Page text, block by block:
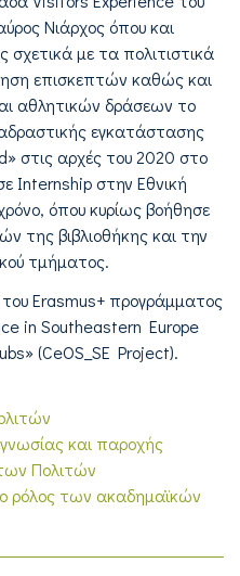
Νιάρχος όπου και
σχετικά με τα πολιτιστικά
επισκεπτών καθώς και
αθλητικών δράσεων το
εγκατάστασης
στις αρχές του 2020 στο
Internship στην Εθνική
όπου κυρίως βοήθησε
της βιβλιοθήκης και την
τμήματος.
Erasmus+ προγράμματος
in Southeastern Europe
(CeOS_SE Project).
και παροχής
Πολιτών
ρόλος των ακαδημαϊκών